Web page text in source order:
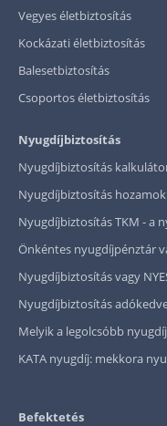
Vegyes életbiztosítás
Kockázati életbiztosítás
Balesetbiztosítás
Csoportos életbiztosítás
Nyugdíjbiztosítás
Nyugdíjbiztosítás
Nyugdíjbiztosítás hozamok
Nyugdíjbiztosítás TKM - a
Önkéntes nyugdíjpénztár
Nyugdíjbiztosítás vagy
Nyugdíjbiztosítás
Melyik a legolcsóbb
KATA nyugdíj: mekkora
Befektetés